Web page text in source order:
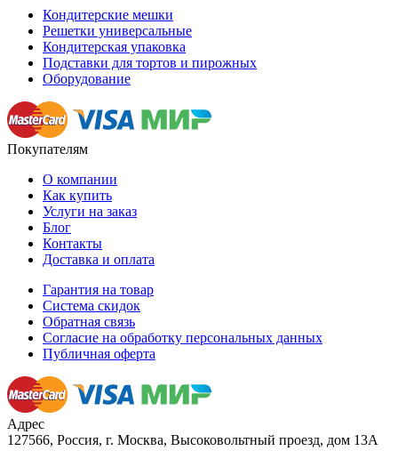
Кондитерские мешки
Решетки универсальные
Кондитерская упаковка
Подставки для тортов и пирожных
Оборудование
Покупателям
О компании
Как купить
Услуги на заказ
Блог
Контакты
Доставка и оплата
Гарантия на товар
Система скидок
Обратная связь
Согласие на обработку персональных данных
Публичная оферта
Адрес
127566, Россия, г. Москва, Высоковольтный проезд, дом 13А